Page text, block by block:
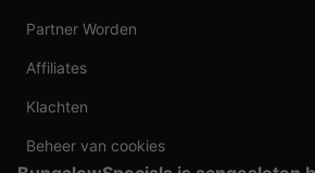
Partner Worden
Affiliates
Klachten
Beheer van cookies